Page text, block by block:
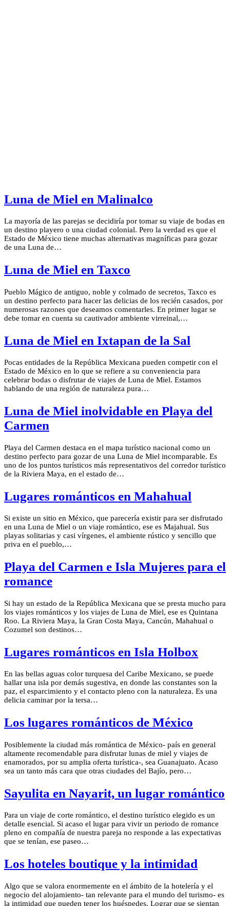
Luna de Miel en Malinalco
La mayoría de las parejas se decidiría por tomar su viaje de bodas en
un destino playero o una ciudad colonial. Pero la verdad es que el
Estado de México tiene muchas alternativas magníficas para gozar
de una Luna de…
Luna de Miel en Taxco
Pueblo Mágico de antiguo, noble y colmado de secretos, Taxco es
un destino perfecto para hacer las delicias de los recién casados, por
numerosas razones que deseamos comentarles. En primer lugar se
debe tomar en cuenta su cautivador ambiente virreinal,…
Luna de Miel en Ixtapan de la Sal
Pocas entidades de la República Mexicana pueden competir con el
Estado de México en lo que se refiere a su conveniencia para
celebrar bodas o disfrutar de viajes de Luna de Miel. Estamos
hablando de una región de naturaleza pura…
Luna de Miel inolvidable en Playa del
Carmen
Playa del Carmen destaca en el mapa turístico nacional como un
destino perfecto para gozar de una Luna de Miel incomparable. Es
uno de los puntos turísticos más representativos del corredor turístico
de la Riviera Maya, en el estado de…
Lugares románticos en Mahahual
Si existe un sitio en México, que parecería existir para ser disfrutado
en una Luna de Miel o un viaje romántico, ese es Majahual. Sus
playas solitarias y casi vírgenes, el ambiente rústico y sencillo que
priva en el pueblo,…
Playa del Carmen e Isla Mujeres para el
romance
Si hay un estado de la República Mexicana que se presta mucho para
los viajes románticos y los viajes de Luna de Miel, ese es Quintana
Roo. La Riviera Maya, la Gran Costa Maya, Cancún, Mahahual o
Cozumel son destinos…
Lugares románticos en Isla Holbox
En las bellas aguas color turquesa del Caribe Mexicano, se puede
hallar una isla por demás sugestiva, en donde las constantes son la
paz, el esparcimiento y el contacto pleno con la naturaleza. Es una
delicia caminar por la tersa…
Los lugares románticos de México
Posiblemente la ciudad más romántica de México- país en general
altamente recomendable para disfrutar lunas de miel y viajes de
enamorados, por su amplia oferta turística-, sea Guanajuato. Acaso
sea un tanto más cara que otras ciudades del Bajío, pero…
Sayulita en Nayarit, un lugar romántico
Para un viaje de corte romántico, el destino turístico elegido es un
detalle esencial. Si acaso el lugar para vivir un periodo de romance
pleno en compañía de nuestra pareja no responde a las expectativas
que se tenían, ese paseo…
Los hoteles boutique y la intimidad
Algo que se valora enormemente en el ámbito de la hotelería y el
negocio del alojamiento- tan relevante para el mundo del turismo- es
la intimidad que pueden tener los huéspedes. Lograr que se sientan